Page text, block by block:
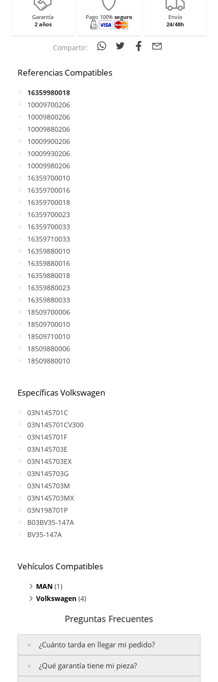
Garantía
2 años
Pago 100% seguro
Envío
24/48h
Compartir:
Referencias Compatibles
16359980018
10009700206
10009800206
10009880206
10009900206
10009930206
10009980206
16359700010
16359700016
16359700018
16359700023
16359700033
16359710033
16359880010
16359880016
16359880018
16359880023
16359880033
18509700006
18509700010
18509710010
18509880006
18509880010
Específicas Volkswagen
03N145701C
03N145701CV300
03N145701F
03N145703E
03N145703EX
03N145703G
03N145703M
03N145703MX
03N198701P
B03BV35-147A
BV35-147A
Vehículos Compatibles
MAN (1)
TGE Bus 2.0
Volkswagen (4)
Crafter 2.0 TDI(motor CXEB)
Grand California 2.0(TDI, motor CXEB)
Transporter T6 2.0 TDI(motor CXEB)
Preguntas Frecuentes
¿Cuánto tarda en llegar mi pedido?
Península: Entregamos en un plazo estimado de
a 48 horas laborables, si realizas tu pedido antes de
¿Qué garantía tiene mi pieza?